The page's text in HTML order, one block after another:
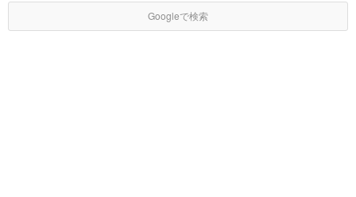
Googleで検索